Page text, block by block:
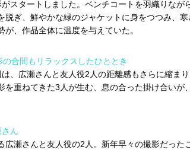
スタートしました。ベンチコートを羽織りなが
ぎ、鮮やかな緑のジャケットに身をつつみ、
、作品全体に温度を与えていた。
合間もリラックスしたひととき
、広瀬さんと友人役2人の距離感もさらに縮ま
を重ねてきた3人が生む、息の合った掛け合いが
ん
瀬さんと友人役の2人。新年早々の撮影だった